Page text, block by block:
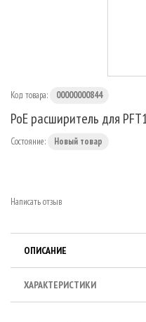
Код товара: 00000000844
PoE расширитель для
Состояние: Новый товар
Написать отзыв
ОПИСАНИЕ
ХАРАКТЕРИСТИКИ